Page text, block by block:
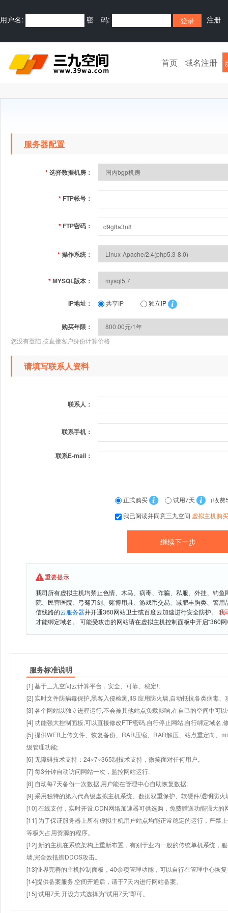
用户名: 密 码: 注册
首页 域名注册
服务器配置
*选择数据机房：
* FTP帐号：
* FTP密码：
*操作系统：
*MYSQL版本：
IP地址： 共享IP 独立IP
购买年限：
您没有登陆,按直接客户身份计算价格
请填写联系人资料
联系人：
联系手机：
联系E-mail：
正式购买 试用7天
（收费
我已阅读并同意三九空间 虚拟主机购
重要提示
我司所有虚拟主机均禁止色情、木马、病毒、诈骗、私服、外挂、钓
院、民营医院、弓驽刀剑、赌博用具、游戏币交易、减肥丰胸类、警
信线路的云服务器并开通360网站卫士或百度云加速进行安全防护。 我
才能绑定域名。 可能受攻击的网站请在虚拟主机控制面板中开启“360
服务标准说明
[1] 基于三九空间云计算平台，安全、可靠、稳定!;
[2] 实时文件防病毒保护,黑客入侵检测,IIS 应用防火墙,自动抵抗各类病毒、
[3] 各个网站以独立进程运行,不会被其他站点负载影响,在自己的空间中可
[4] 功能强大控制面板,可以直接修改FTP密码,自行停止网站,自行绑定域名,
[5] 提供WEB上传文件、恢复备份、RAR压缩、RAR解压、站点重定向、
级管理功能;
[6] 无障碍技术支持：24×7×365制技术支持，微笑面对任何用户。
[7] 每3分钟自动访问网站一次，监控网站运行.
[8] 自动每7天备份一次数据,用户能在管理中心自助恢复数据;
[9] 采用独特的第六代高级虚拟主机系统、数据双重保护、软硬件/透明防火
[10] 在线支付，实时开设,CDN网络加速器可供选购，免费赠送功能强大
[11] 为了保证服务器上所有虚拟主机用户站点均能正常稳定的运行，严禁
等极为占用资源的程序。
[12] 新的主机在系统架构上重新布置，有别于业内一般的传统单机系统，
墙,完全效抵御DDOS攻击。
[13]业界完善的主机控制面板，40余项管理功能，可以自行在管理中心恢
[14]提供备案服务,空间开通后，请于7天内进行网站备案。
[15] 试用7天.开设方式选择为"试用7天"即可。